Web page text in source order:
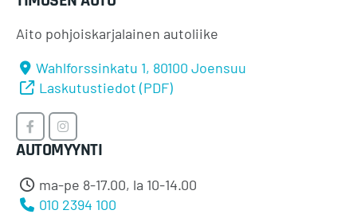
Aito pohjoiskarjalainen autoliike
Wahlforssinkatu 1, 80100 Joensuu
Laskutustiedot (PDF)
Timosen
Auto
Facebookissa
Timosen
Auto
AUTOMYYNTI
ma-pe 8-17.00, la 10-14.00
010 2394 100